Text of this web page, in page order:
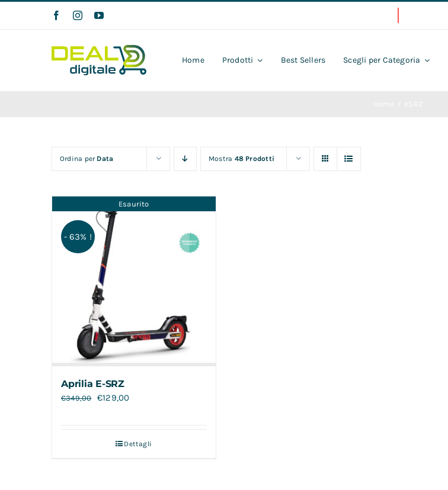
Home Prodotti Best Sellers Scegli per Categoria
Ordina per Data Mostra 48 Prodotti
Esaurito
- 63% !
Aprilia E-SRZ
€349,00 €129,00
Dettagli